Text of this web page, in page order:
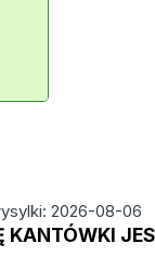
2026-08-06
KANTÓWKI